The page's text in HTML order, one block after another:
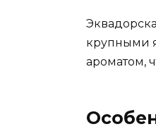
крупными
ароматом,